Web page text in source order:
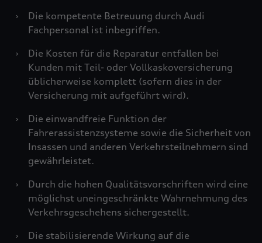
›
Die kompetente Betreuung durch Audi
Fachpersonal ist inbegriffen.
›
Die Kosten für die Reparatur entfallen bei
Kunden mit Teil- oder Vollkaskoversicherung
üblicherweise komplett (sofern dies in der
Versicherung mit aufgeführt wird).
›
Die einwandfreie Funktion der
Fahrerassistenzsysteme sowie die Sicherheit von
Insassen und anderen Verkehrsteilnehmern sind
gewährleistet.
›
Durch die hohen Qualitätsvorschriften wird eine
möglichst uneingeschränkte Wahrnehmung des
Verkehrsgeschehens sichergestellt.
›
Die stabilisierende Wirkung auf die